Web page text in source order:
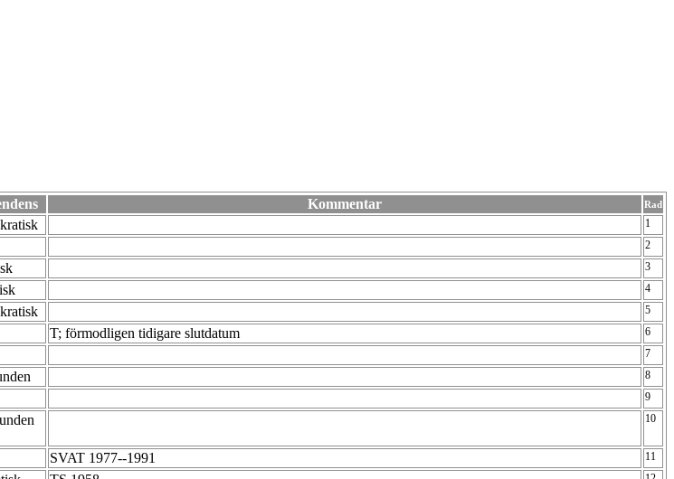
Kommentar Rad
1
2
3
4
5
T; förmodligen tidigare slutdatum 6
7
8
9
10
SVAT 1977--1991 11